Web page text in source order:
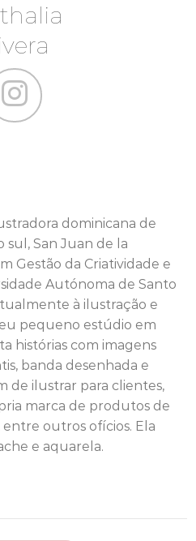
dominicana de
San Juan de la
Gestão da Criatividade e
Autónoma de Santo
à ilustração e
pequeno estúdio em
histórias com imagens
banda desenhada e
de ilustrar para clientes,
marca de produtos de
entre outros ofícios. Ela
e aquarela.